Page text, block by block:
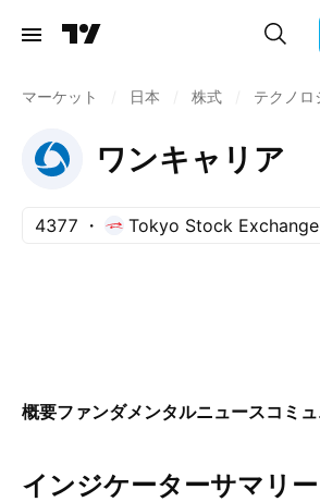
マーケット 日本 株式 テクノロ
ワンキャリア
4377 Tokyo Stock Exchange
概要ファンダメンタルニュースコミ
インジケーターサマリー